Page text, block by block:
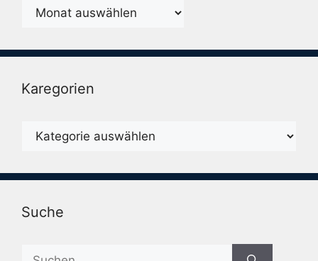
Monatsarchiv
Karegorien
Karegorien
Suche
Suche